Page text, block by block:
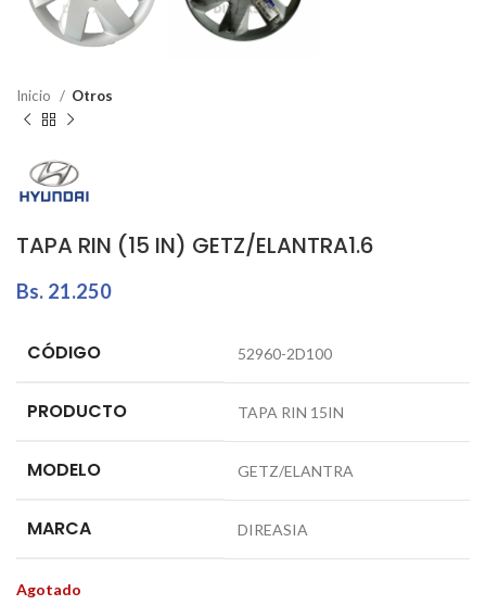
Inicio Otros
TAPA RIN (15 IN) GETZ/ELANTRA1.6
Bs. 21.250
CÓDIGO 52960-2D100
PRODUCTO TAPA RIN 15IN
MODELO GETZ/ELANTRA
MARCA DIREASIA
Agotado